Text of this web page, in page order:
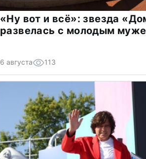
«Ну вот и всё»: звезда
развелась с молодым
6 августа 113